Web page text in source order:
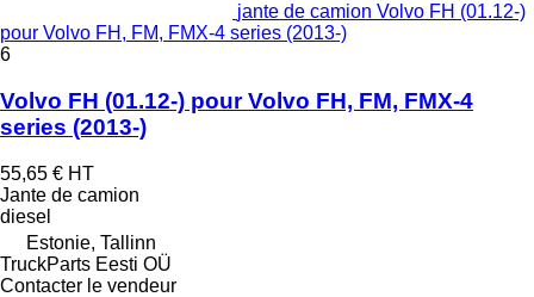
jante de camion Volvo FH (01.12-)
pour Volvo FH, FM, FMX-4 series (2013-)
6
Volvo FH (01.12-) pour Volvo FH, FM, FMX-4
series (2013-)
55,65 € HT
Jante de camion
diesel
Estonie, Tallinn
TruckParts Eesti OÜ
Contacter le vendeur